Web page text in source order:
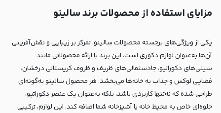
مزایای استفاده از محصولات برند سالینو
یکی از ویژگی‌های برجسته محصولات سالینو، تمرکز بر زیبایی و نقش‌آفرینی
آن‌ها به‌عنوان لوازم دکوری است. این برند با ارائه محصولاتی مانند
سینی‌های دکوراتیو، جادستمالی‌های ظریف و ظروف کریستالی درخشان،
فضایی لوکس و جذاب به خانه‌ها می‌بخشد. هر محصول سالینو به‌گونه‌ای
طراحی شده که نه‌تنها کاربردی باشد، بلکه به‌عنوان یک عنصر دکوراتیو،
جلوه‌ای خاص به محیط خانه یا آشپزخانه شما اضافه کند. این لوازم، ترکیبی